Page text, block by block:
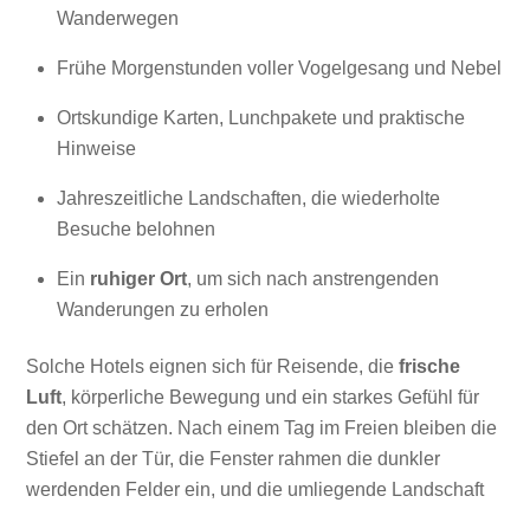
Wanderwegen
Frühe Morgenstunden voller Vogelgesang und Nebel
Ortskundige Karten, Lunchpakete und praktische
Hinweise
Jahreszeitliche Landschaften, die wiederholte
Besuche belohnen
Ein ruhiger Ort, um sich nach anstrengenden
Wanderungen zu erholen
Solche Hotels eignen sich für Reisende, diefrische
Luft, körperliche Bewegung und ein starkes Gefühl für
den Ort schätzen. Nach einem Tag im Freien bleiben die
Stiefel an der Tür, die Fenster rahmen die dunkler
werdenden Felder ein, und die umliegende Landschaft